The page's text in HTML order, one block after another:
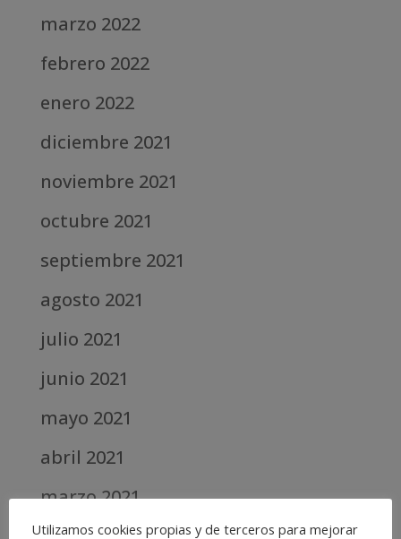
marzo 2022
febrero 2022
enero 2022
diciembre 2021
noviembre 2021
octubre 2021
septiembre 2021
agosto 2021
julio 2021
junio 2021
mayo 2021
abril 2021
marzo 2021
Utilizamos cookies propias y de terceros para mejorar